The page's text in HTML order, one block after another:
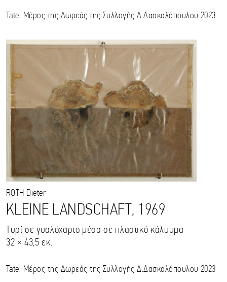
Tate. Μέρος της Δωρεάς της Συλλογής Δ.Δασκαλόπουλου 2023
ROTH Dieter
KLEINE LANDSCHAFT, 1969
Τυρί σε γυαλόχαρτο μέσα σε πλαστικό κάλυμμα
32 × 43,5 εκ.
Tate. Μέρος της Δωρεάς της Συλλογής Δ.Δασκαλόπουλου 2023